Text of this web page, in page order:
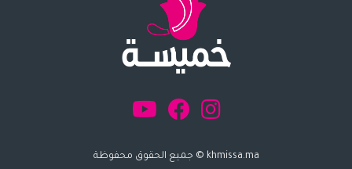
khmissa.ma © جميع الحقوق محفوظة